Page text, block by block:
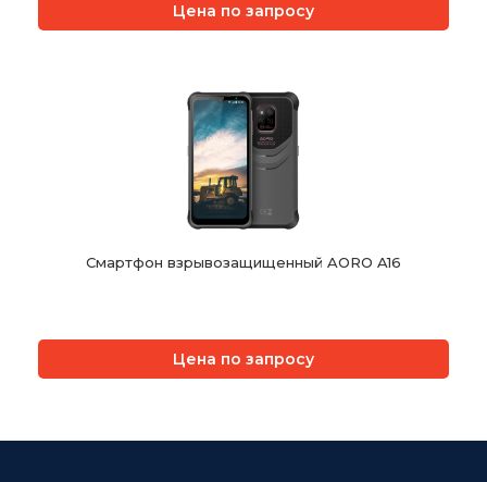
Цена по запросу
Смартфон взрывозащищенный AORO A16
Цена по запросу